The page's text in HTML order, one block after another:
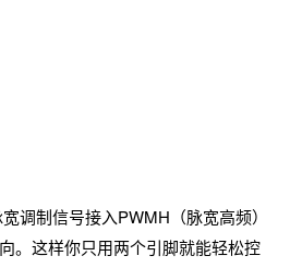
调制信号接入PWMH（脉宽高频）
。这样你只用两个引脚就能轻松控